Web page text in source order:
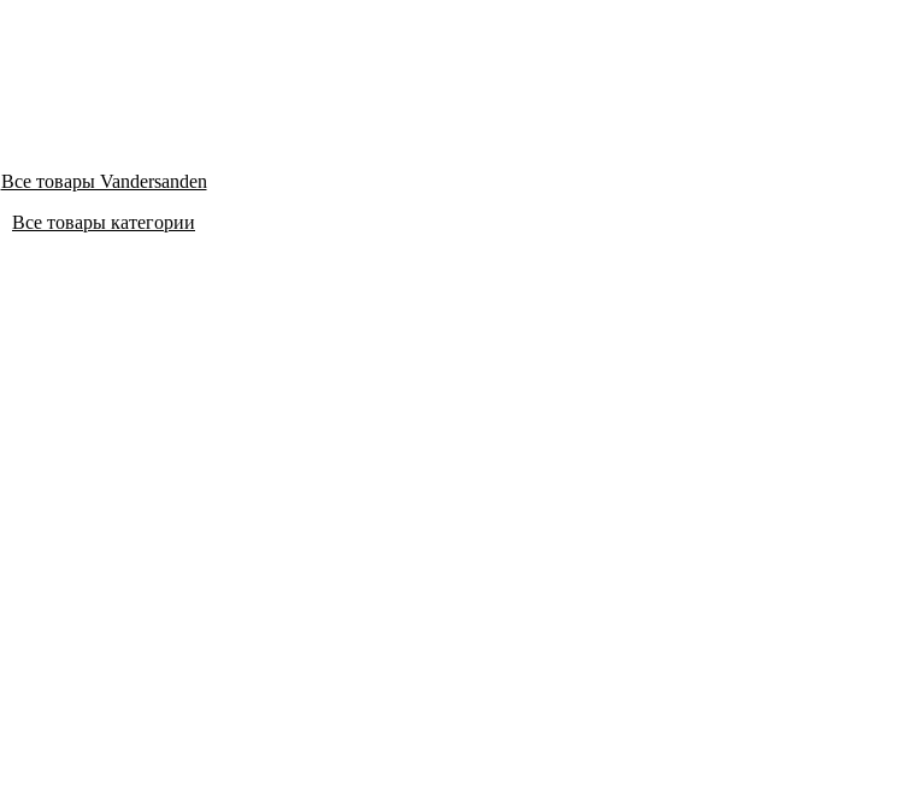
Все товары Vandersanden
Все товары категории